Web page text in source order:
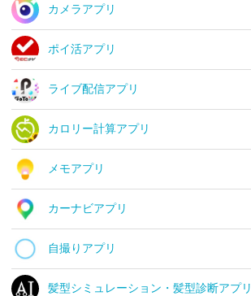
カメラアプリ
ポイ活アプリ
ライブ配信アプリ
カロリー計算アプリ
メモアプリ
カーナビアプリ
自撮りアプリ
髪型シミュレーション・髪型診断アプリ